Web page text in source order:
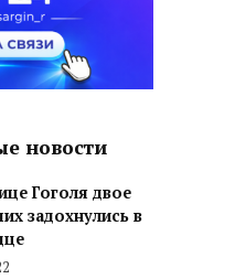
новости
Гоголя двое
задохнулись в